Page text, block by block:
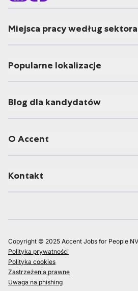
Miejsca pracy według sektora
Popularne lokalizacje
Blog dla kandydatów
O Accent
Kontakt
Copyright © 2025 Accent Jobs for People NV
Polityka prywatności
Polityka cookies
Zastrzeżenia prawne
Uwaga na phishing